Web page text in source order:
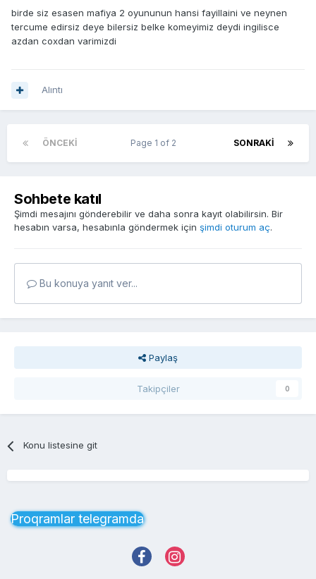
birde siz esasen mafiya 2 oyununun hansi fayillaini ve neynen
tercume edirsiz deye bilersiz belke komeyimiz deydi ingilisce
azdan coxdan varimizdi
Alıntı
ÖNCEKI SONRAKI
Page 1 of 2
Sohbete katıl
Şimdi mesajını gönderebilir ve daha sonra kayıt olabilirsin. Bir
hesabın varsa, hesabınla göndermek için şimdi oturum aç.
Bu konuya yanıt ver...
Paylaş
Takipçiler 0
Konu listesine git
Proqramlar telegramda